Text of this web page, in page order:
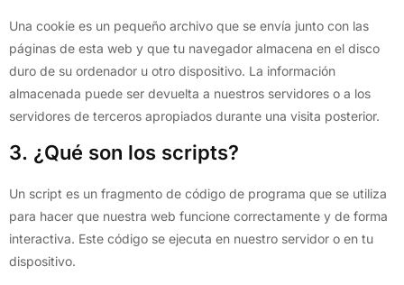
Una cookie es un pequeño archivo que se envía junto con las
páginas de esta web y que tu navegador almacena en el disco
duro de su ordenador u otro dispositivo. La información
almacenada puede ser devuelta a nuestros servidores o a los
servidores de terceros apropiados durante una visita posterior.
3. ¿Qué son los scripts?
Un script es un fragmento de código de programa que se utiliza
para hacer que nuestra web funcione correctamente y de forma
interactiva. Este código se ejecuta en nuestro servidor o en tu
dispositivo.